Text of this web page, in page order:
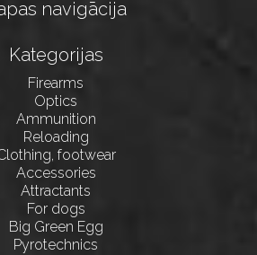
navigācija
Kategorijas
Firearms
Optics
Ammunition
Reloading
footwear
Accessories
Attractants
For dogs
Big Green Egg
Pyrotechnics